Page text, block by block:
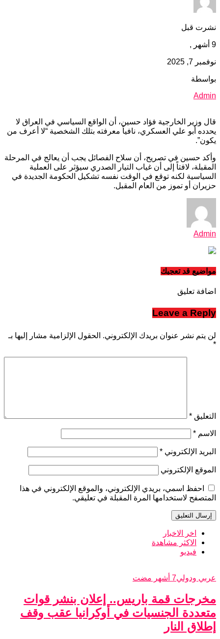
نشرت قبل
9 أشهر ,
نوفمبر 7, 2025
بواسطة
Admin
قال وزير الخارجية فؤاد حسين، أن الواقع السياسي في العراق لا
يحدده أبو علي العسكري، نافياً معرفته بتلك الشخصية “لا أعرف من
يكون”.
وأكد حسين في تصريح، أن سلاح الفصائل يجب أن يعالج في المرحلة
المقبلة، لافتاً إلى أن غياب التيار الصدري سيؤثر على العملية
السياسية لكنه توقع في الوقت نفسه تشكيل الحكومة الجديدة في
حزيران أو تموز من العام المقبل.
Admin
مواضيع قد تعجبك
اضافة تعليق
Leave a Reply
لن يتم نشر عنوان بريدك الإلكتروني. الحقول الإلزامية مشار إليها بـ
*
التعليق *
الاسم *
البريد الإلكتروني *
الموقع الإلكتروني
احفظ اسمي، بريدي الإلكتروني، والموقع الإلكتروني في هذا
المتصفح لاستخدامها المرة المقبلة في تعليقي.
اخر الاخبار
الاكثر مشاهدة
فيديو
عربي ودولي7 أشهر مضت
مخرجات قمة باريس.. إعلان بنشر قوات
متعددة الجنسيات في أوكرانيا عقب وقف
إطلاق النار